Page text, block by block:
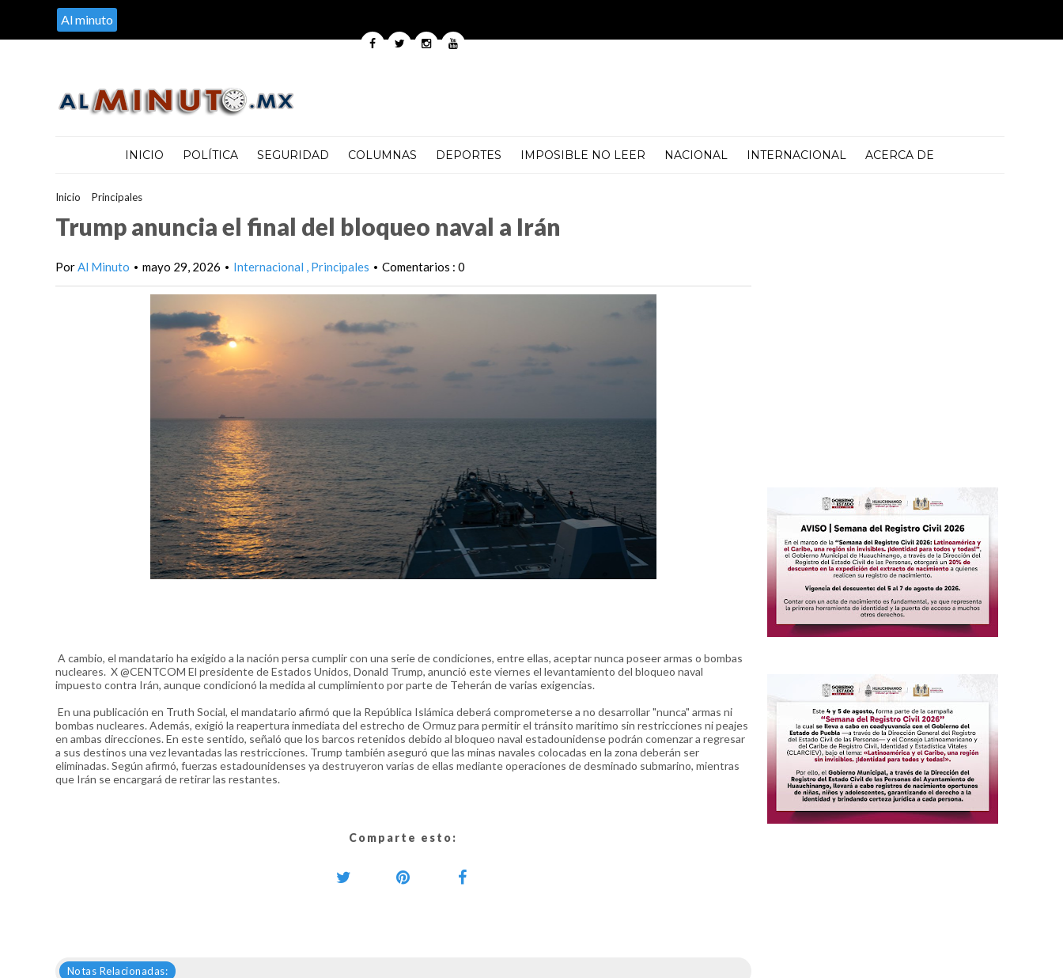
Al minuto
INICIO POLÍTICA SEGURIDAD COLUMNAS DEPORTES IMPOSIBLE NO LEER NACIONAL INTERNACIONAL ACERCA DE
Inicio Principales>
Trump anuncia el final del bloqueo naval a Irán
PorAl Minuto • mayo 29, 2026 • Internacional Principales • Comentarios : 0
A cambio, el mandatario ha exigido a la nación persa cumplir con una serie de condiciones, entre ellas, aceptar nunca poseer armas o bombas
nucleares. X @CENTCOM El presidente de Estados Unidos, Donald Trump, anunció este viernes el levantamiento del bloqueo naval
impuesto contra Irán, aunque condicionó la medida al cumplimiento por parte de Teherán de varias exigencias.
En una publicación en Truth Social, el mandatario afirmó que la República Islámica deberá comprometerse a no desarrollar "nunca" armas ni
bombas nucleares. Además, exigió la reapertura inmediata del estrecho de Ormuz para permitir el tránsito marítimo sin restricciones ni peajes
en ambas direcciones. En este sentido, señaló que los barcos retenidos debido al bloqueo naval estadounidense podrán comenzar a regresar
a sus destinos una vez levantadas las restricciones. Trump también aseguró que las minas navales colocadas en la zona deberán ser
eliminadas. Según afirmó, fuerzas estadounidenses ya destruyeron varias de ellas mediante operaciones de desminado submarino, mientras
que Irán se encargará de retirar las restantes.
Comparte esto:
Notas Relacionadas: